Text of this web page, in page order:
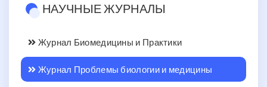
НАУЧНЫЕ ЖУРНАЛЫ
Журнал Биомедицины и Практики
Журнал Проблемы биологии и медицины